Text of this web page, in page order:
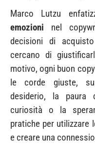
Marco Lutzu
emozioni nel
decisioni di
cercano di
motivo, ogni buon
le corde giuste,
desiderio, la paura
curiosità o la
pratiche per utilizzare
e creare una